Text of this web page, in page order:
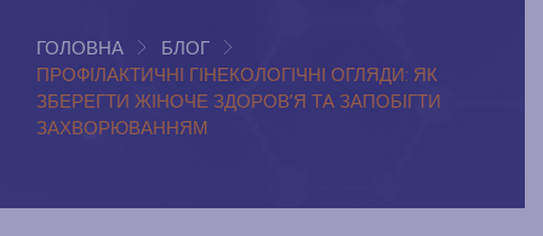
ГОЛОВНА
БЛОГ
ПРОФІЛАКТИЧНІ ГІНЕКОЛОГІЧНІ ОГЛЯДИ: ЯК
ЗБЕРЕГТИ ЖІНОЧЕ ЗДОРОВ’Я ТА ЗАПОБІГТИ
ЗАХВОРЮВАННЯМ